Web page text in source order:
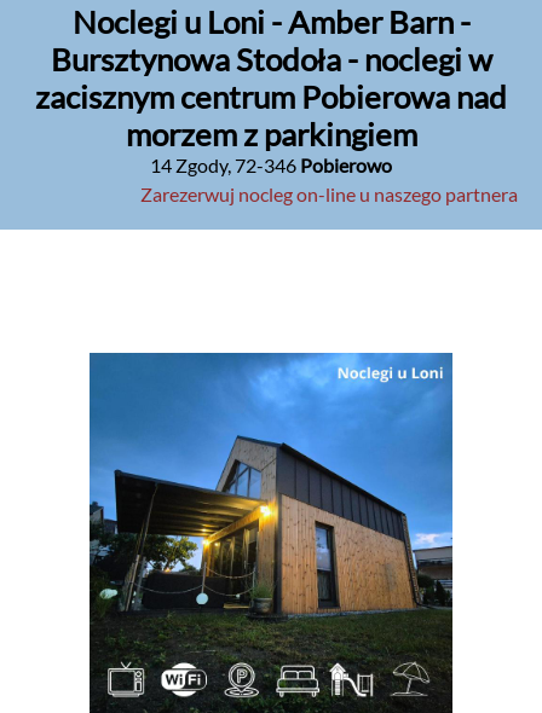
Noclegi u Loni - Amber Barn -
Bursztynowa Stodoła - noclegi w
zacisznym centrum Pobierowa nad
morzem z parkingiem
14 Zgody,72-346 Pobierowo
Zarezerwuj nocleg on-line u naszego partnera